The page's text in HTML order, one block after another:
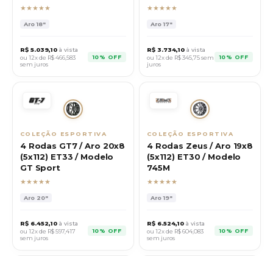
★★★★★
Aro18"
R$ 5.039,10 à vista
ou 12x de R$466,583
sem juros
10% OFF
★★★★★
Aro17"
R$ 3.734,10 à vista
ou 12x de R$345,75sem
juros
10% OFF
COLEÇÃO ESPORTIVA
4 Rodas GT7 / Aro 20x8
(5x112) ET33 / Modelo
GT Sport
★★★★★
Aro 20"
R$ 6.452,10 à vista
ou 12x de R$597,417
sem juros
10% OFF
COLEÇÃO ESPORTIVA
4 Rodas Zeus / Aro 19x8
(5x112) ET30 / Modelo
745M
★★★★★
Aro19"
R$ 6.524,10 à vista
ou 12x de R$604,083
sem juros
10% OFF